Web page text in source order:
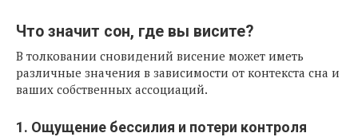
Что значит сон, где вы висите?
В толковании сновидений висение может иметь
различные значения в зависимости от контекста сна и
ваших собственных ассоциаций.
1. Ощущение бессилия и потери контроля